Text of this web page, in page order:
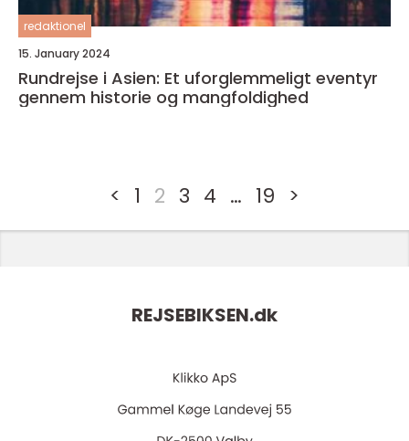
redaktionel
15. January 2024
Rundrejse i Asien: Et uforglemmeligt eventyr
gennem historie og mangfoldighed
< 1 2 3 4 … 19 >
REJSEBIKSEN.dk